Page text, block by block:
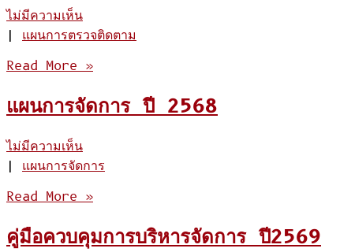
ไม่มีความเห็น
| แผนการตรวจติดตาม
Read More »
แผนการจัดการ ปี 2568
ไม่มีความเห็น
| แผนการจัดการ
Read More »
คู่มือควบคุมการบริหารจัดการ ปี2569